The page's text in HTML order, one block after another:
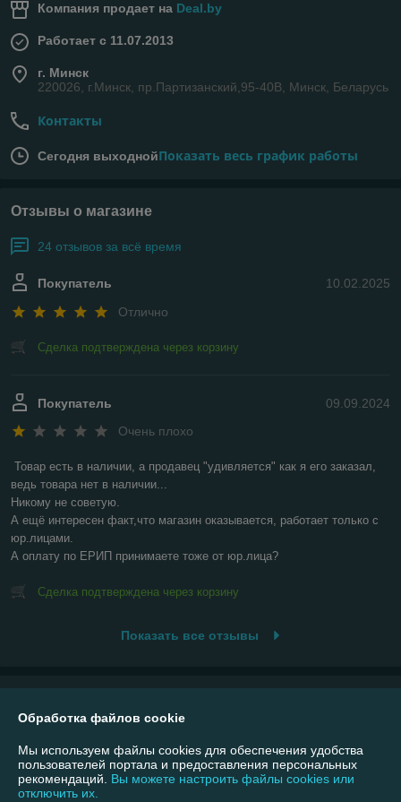
Компания продает на Deal.by
Работает с 11.07.2013
г. Минск
220026, г.Минск, пр.Партизанский,95-40В, Минск, Беларусь
Контакты
Сегодня выходнойПоказать весь график работы
Отзывы о магазине
24 отзывов за всё время
10.02.2025
Покупатель
Отлично
Сделка подтверждена через корзину
09.09.2024
Покупатель
Очень плохо
Товар есть в наличии, а продавец "удивляется" как я его заказал,
ведь товара нет в наличии...
Никому не советую.
А ещё интересен факт,что магазин оказывается, работает только с
юр.лицами.
А оплату по ЕРИП принимаете тоже от юр.лица?
Сделка подтверждена через корзину
Показать все отзывы
Доставка и оплата
Обработка файлов cookie
Мы используем файлы cookies для обеспечения удобства
пользователей портала и предоставления персональных
рекомендаций. Вы можете настроить файлы cookies или
отключить их.